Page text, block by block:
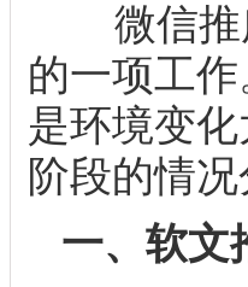
微信
的一项工
是环境变
阶段的情
一、软文